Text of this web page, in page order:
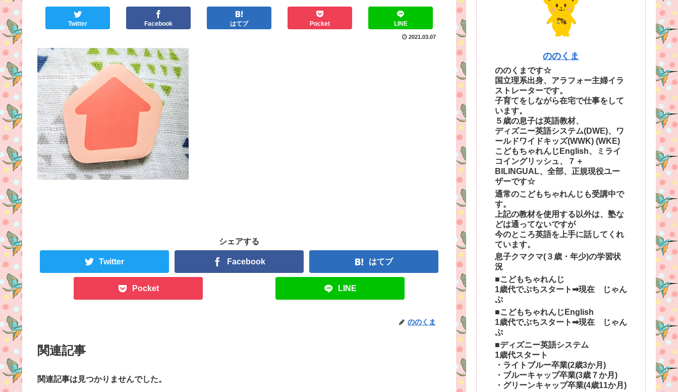
Twitter Facebook はてブ Pocket LINE
2021.03.07
シェアする
Twitter Facebook はてブ
Pocket LINE
ののくま
関連記事
関連記事は見つかりませんでした。
ののくま
ののくまです☆
国立理系出身、アラフォー主婦イラ
ストレーターです。
子育てをしながら在宅で仕事をして
います。
５歳の息子は英語教材、
ディズニー英語システム(DWE)、ワ
ールドワイドキッズ(WWK) (WKE)
こどもちゃれんじEnglish、ミライ
コイングリッシュ、７＋
BILINGUAL、全部、正規現役ユー
ザーです☆
通常のこどもちゃれんじも受講中で
す。
上記の教材を使用する以外は、塾な
どは通ってないですが
今のところ英語を上手に話してくれ
ています。
息子クマクマ(３歳・年少)の学習状
況
■こどもちゃれんじ
1歳代でぷちスタート➡現在 じゃん
ぷ
■こどもちゃれんじEnglish
1歳代でぷちスタート➡現在 じゃん
ぷ
■ディズニー英語システム
1歳代スタート
・ライトブルー卒業(2歳3か月)
・ブルーキャップ卒業(3歳７か月)
・グリーンキャップ卒業(4歳11か月)